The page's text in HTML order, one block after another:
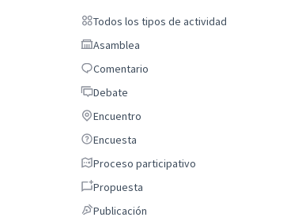
Todos los tipos de actividad
Todos los tipos de actividad
Asamblea
Asamblea
Comentario
Comentario
DebateDebate
Encuentro
Encuentro
Encuesta
Encuesta
Proceso participativo
Proceso participativo
Propuesta
Propuesta
Publicación
Publicación